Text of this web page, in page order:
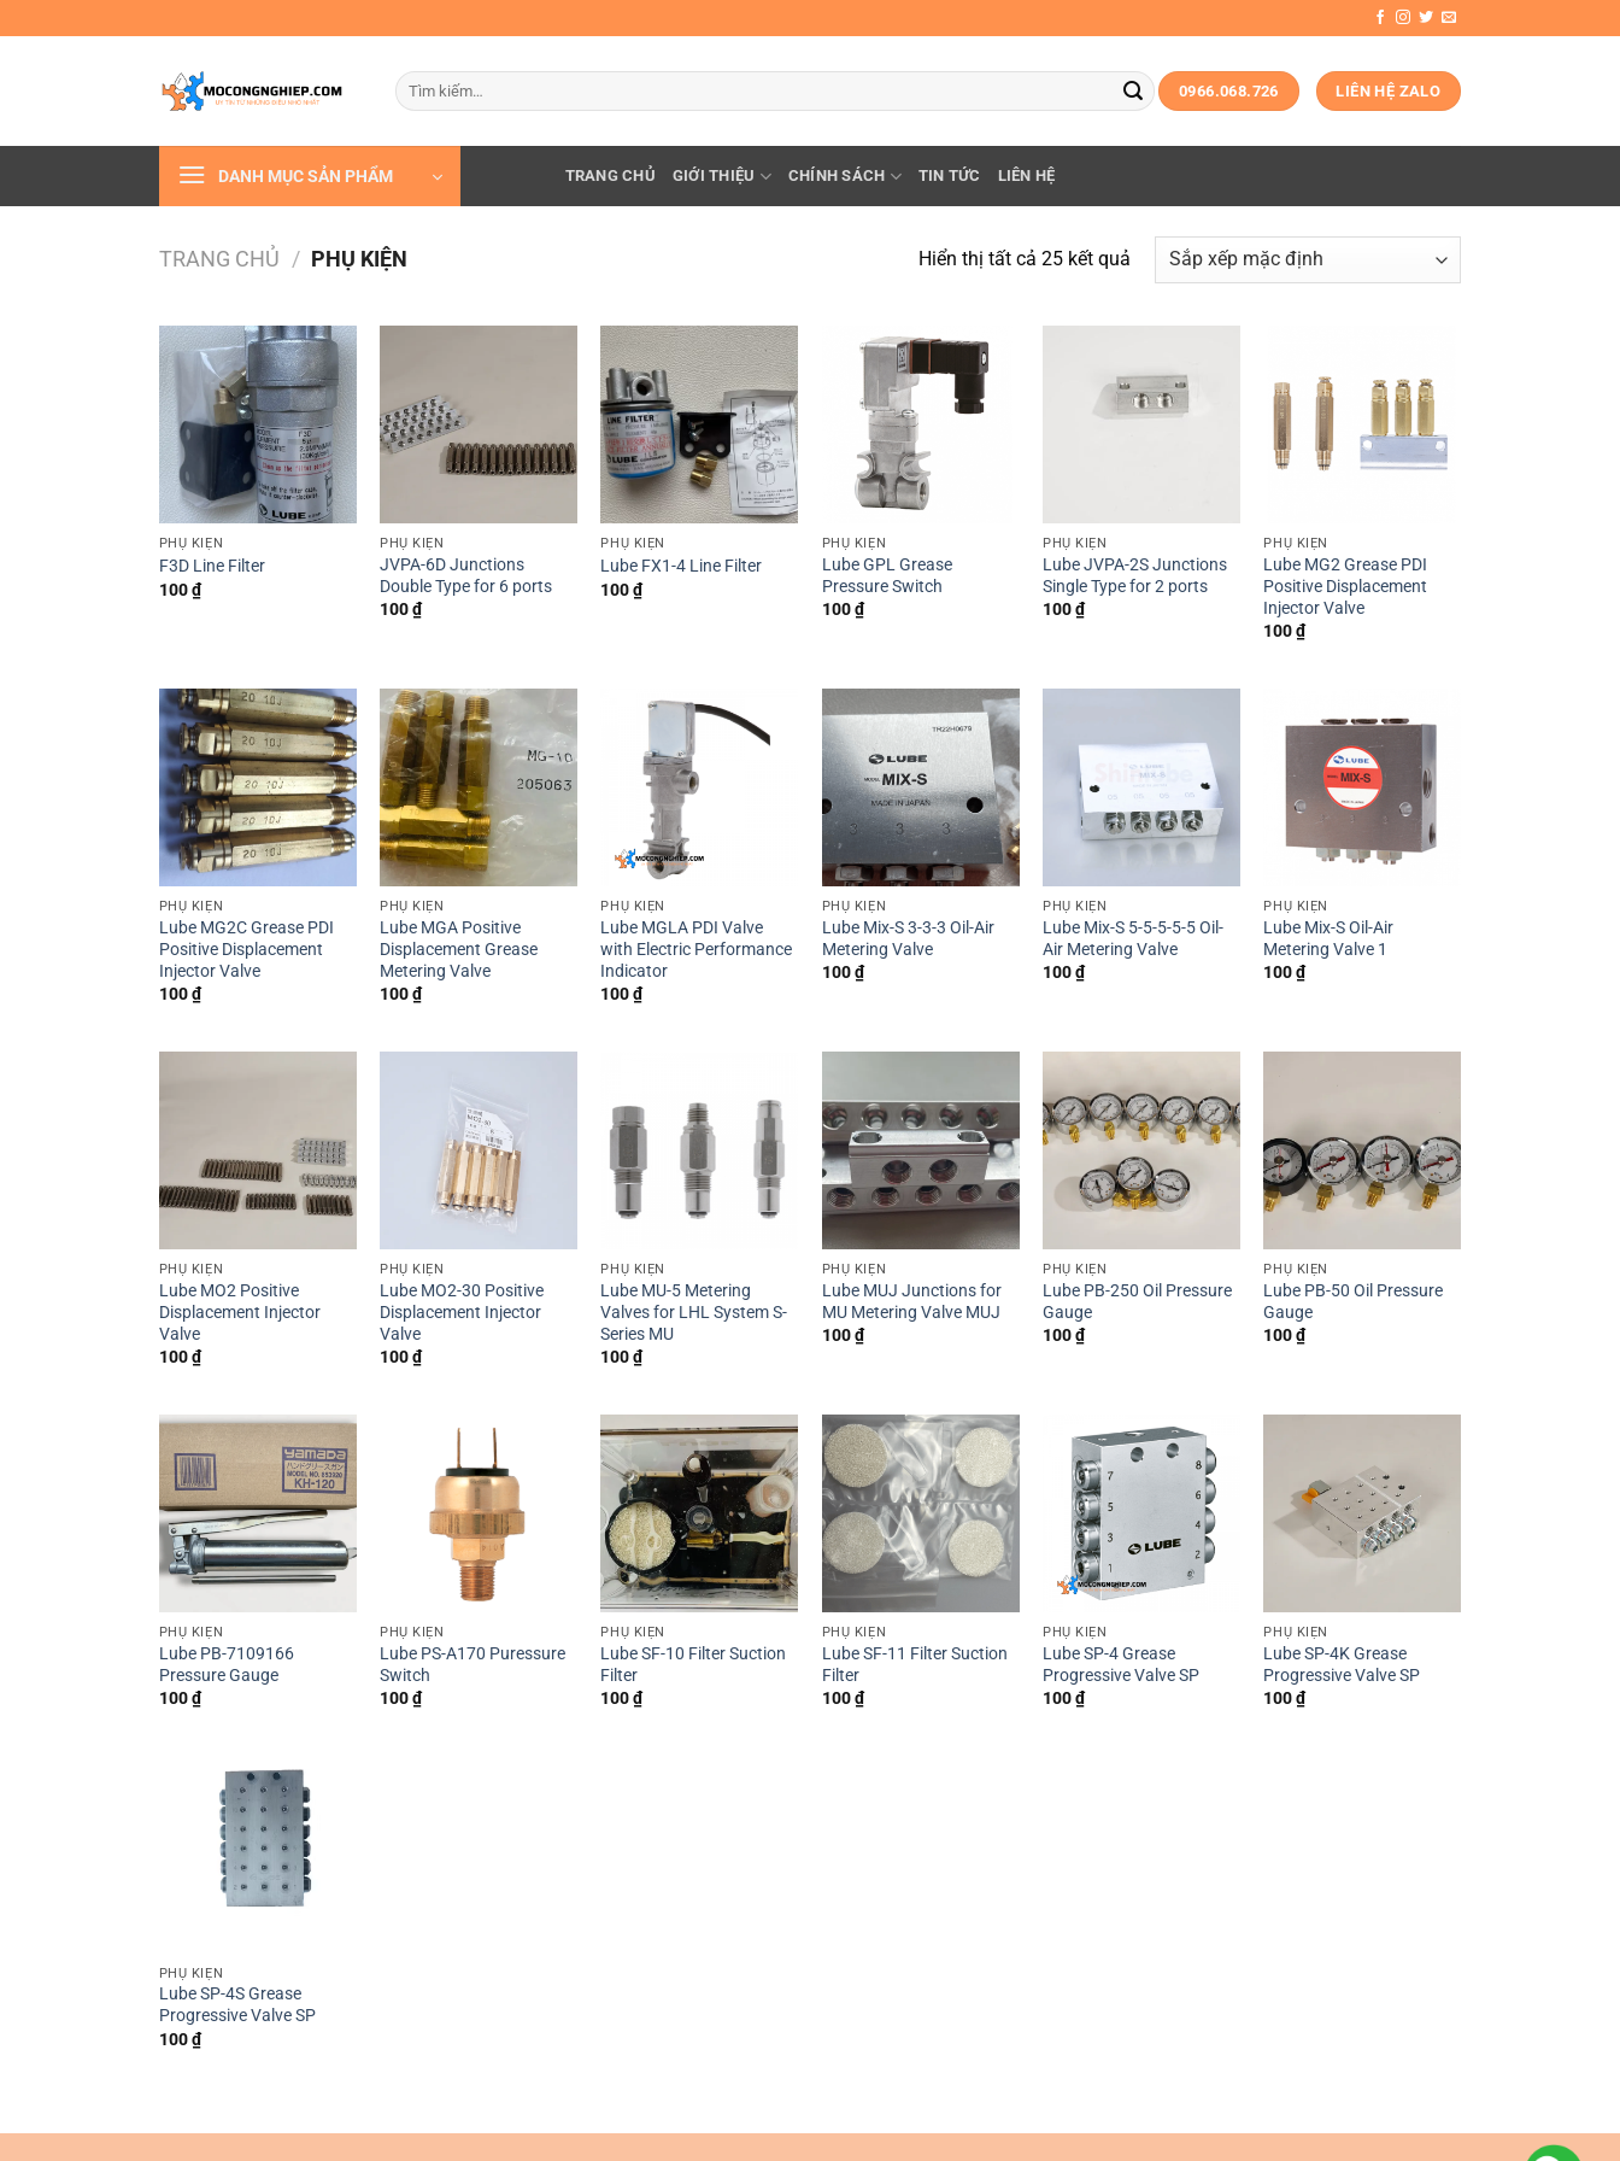
qua
Tìm
kiếm:
0966.068.726 LIÊN HỆ ZALO
DANH MỤC SẢN PHẨM TRANG CHỦ GIỚI THIỆU CHÍNH SÁCH TIN TỨC LIÊN HỆ
TRANG CHỦ / PHỤ KIỆN Hiển thị tất cả 25 kết quả
PHỤ KIỆN
F3D Line Filter
100₫
PHỤ KIỆN
JVPA-6D Junctions
Double Type for 6 ports
100₫
PHỤ KIỆN
Lube FX1-4 Line Filter
100₫
PHỤ KIỆN
Lube GPL Grease
Pressure Switch
100₫
PHỤ KIỆN
Lube JVPA-2S Junctions
Single Type for 2 ports
100₫
PHỤ KIỆN
Lube MG2 Grease PDI
Positive Displacement
Injector Valve
100₫
PHỤ KIỆN
Lube MG2C Grease PDI
Positive Displacement
Injector Valve
100₫
PHỤ KIỆN
Lube MGA Positive
Displacement Grease
Metering Valve
100₫
PHỤ KIỆN
Lube MGLA PDI Valve
with Electric Performance
Indicator
100₫
PHỤ KIỆN
Lube Mix-S 3-3-3 Oil-Air
Metering Valve
100₫
PHỤ KIỆN
Lube Mix-S 5-5-5-5-5 Oil-
Air Metering Valve
100₫
PHỤ KIỆN
Lube Mix-S Oil-Air
Metering Valve 1
100₫
PHỤ KIỆN
Lube MO2 Positive
Displacement Injector
Valve
100₫
PHỤ KIỆN
Lube MO2-30 Positive
Displacement Injector
Valve
100₫
PHỤ KIỆN
Lube MU-5 Metering
Valves for LHL System S-
Series MU
100₫
PHỤ KIỆN
Lube MUJ Junctions for
MU Metering Valve MUJ
100₫
PHỤ KIỆN
Lube PB-250 Oil Pressure
Gauge
100₫
PHỤ KIỆN
Lube PB-50 Oil Pressure
Gauge
100₫
PHỤ KIỆN
Lube PB-7109166
Pressure Gauge
100₫
PHỤ KIỆN
Lube PS-A170 Puressure
Switch
100₫
PHỤ KIỆN
Lube SF-10 Filter Suction
Filter
100₫
PHỤ KIỆN
Lube SF-11 Filter Suction
Filter
100₫
PHỤ KIỆN
Lube SP-4 Grease
Progressive Valve SP
100₫
PHỤ KIỆN
Lube SP-4K Grease
Progressive Valve SP
100₫
PHỤ KIỆN
Lube SP-4S Grease
Progressive Valve SP
100₫